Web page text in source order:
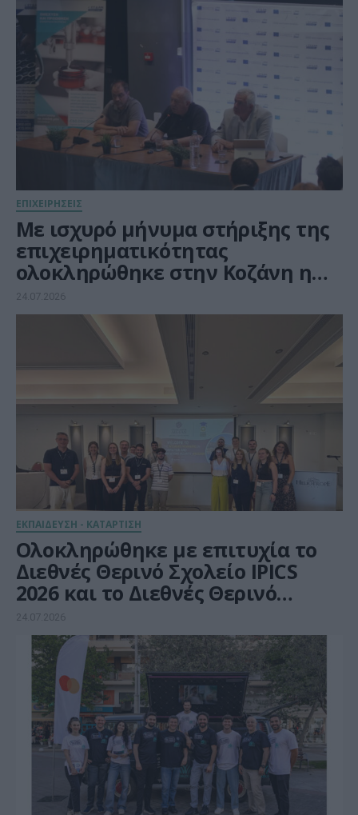
ΕΠΙΧΕΙΡΗΣΕΙΣ
Με ισχυρό μήνυμα στήριξης της
επιχειρηματικότητας
ολοκληρώθηκε στην Κοζάνη η
περιοδεία της ΕΥΔΑΜ για τις
νέες δράσεις ύψους 140 εκατ.
24.07.2026
ΕΚΠΑΙΔΕΥΣΗ - ΚΑΤΑΡΤΙΣΗ
Ολοκληρώθηκε με επιτυχία το
Διεθνές Θερινό Σχολείο IPICS
2026 και το Διεθνές Θερινό
Σχολείο AICYBERSEC2026
24.07.2026